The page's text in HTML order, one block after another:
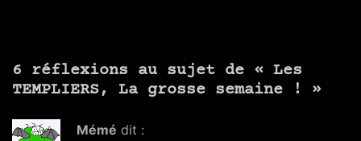
6 réflexions au sujet de « Les
TEMPLIERS, La grosse semaine !
»
Mémé dit :